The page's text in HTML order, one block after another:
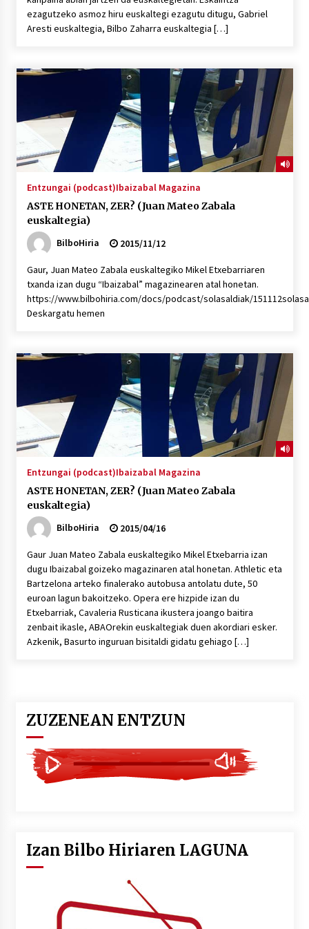
ezagutzeko asmoz hiru euskaltegi ezagutu ditugu, Gabriel
Aresti euskaltegia, Bilbo Zaharra euskaltegia […]
Entzungai (podcast)Ibaizabal Magazina
ASTE HONETAN, ZER? (Juan Mateo Zabala
euskaltegia)
BilboHiria
2015/11/12
Gaur, Juan Mateo Zabala euskaltegiko Mikel Etxebarriaren
txanda izan dugu “Ibaizabal” magazinearen atal honetan.
https://www.bilbohiria.com/docs/podcast/solasaldiak/
Deskargatu hemen
Entzungai (podcast)Ibaizabal Magazina
ASTE HONETAN, ZER? (Juan Mateo Zabala
euskaltegia)
BilboHiria
2015/04/16
Gaur Juan Mateo Zabala euskaltegiko Mikel Etxebarria izan
dugu Ibaizabal goizeko magazinaren atal honetan. Athletic eta
Bartzelona arteko finalerako autobusa antolatu dute, 50
euroan lagun bakoitzeko. Opera ere hizpide izan du
Etxebarriak, Cavaleria Rusticana ikustera joango baitira
zenbait ikasle, ABAOrekin euskaltegiak duen akordiari esker.
Azkenik, Basurto inguruan bisitaldi gidatu gehiago […]
ZUZENEAN ENTZUN
Izan Bilbo Hiriaren LAGUNA